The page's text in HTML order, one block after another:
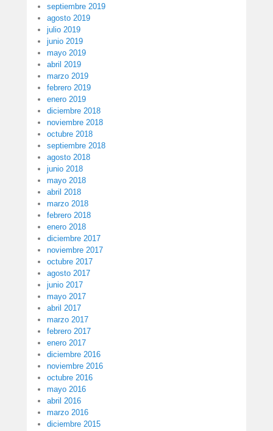
septiembre 2019
agosto 2019
julio 2019
junio 2019
mayo 2019
abril 2019
marzo 2019
febrero 2019
enero 2019
diciembre 2018
noviembre 2018
octubre 2018
septiembre 2018
agosto 2018
junio 2018
mayo 2018
abril 2018
marzo 2018
febrero 2018
enero 2018
diciembre 2017
noviembre 2017
octubre 2017
agosto 2017
junio 2017
mayo 2017
abril 2017
marzo 2017
febrero 2017
enero 2017
diciembre 2016
noviembre 2016
octubre 2016
mayo 2016
abril 2016
marzo 2016
diciembre 2015